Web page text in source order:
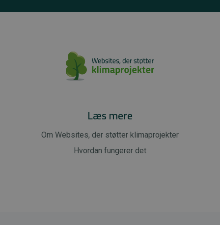
Læs mere
Om Websites, der støtter klimaprojekter
Hvordan fungerer det